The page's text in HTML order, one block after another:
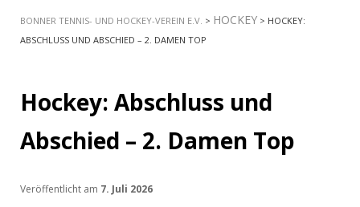
INHALT
BONNER TENNIS- UND HOCKEY-VEREIN E.V. > HOCKEY > HOCKEY:
ABSCHLUSS UND ABSCHIED – 2. DAMEN TOP
Hockey: Abschluss und
Abschied – 2. Damen Top
Veröffentlicht am 7. Juli 2026